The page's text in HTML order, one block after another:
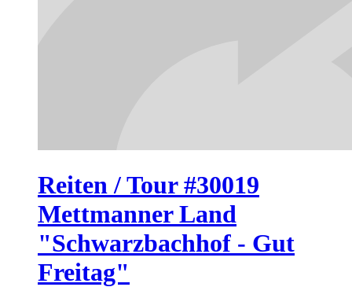
Reiten / Tour #30019
Mettmanner Land
"Schwarzbachhof - Gut
Freitag"